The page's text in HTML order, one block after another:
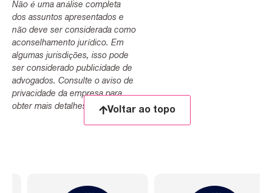
Não é uma análise completa
dos assuntos apresentados e
não deve ser considerada como
aconselhamento jurídico. Em
algumas jurisdições, isso pode
ser considerado publicidade de
advogados. Consulte o aviso de
privacidade da empresa para
obter mais detalhes.
Voltar ao topo